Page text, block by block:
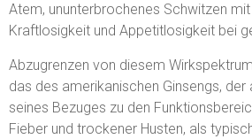
Atem, ununterbrochenes Schwitzen
Kraftlosigkeit und Appetitlosigkeit bei
Abzugrenzen von diesem
das des amerikanischen Ginsengs, der
seines Bezuges zu den
Fieber und trockener Husten, als